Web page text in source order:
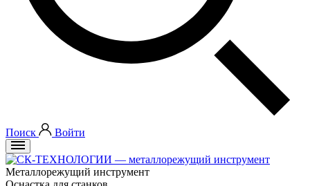
Поиск Войти
Металлорежущий инструмент